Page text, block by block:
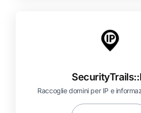
SecurityTrails::
Raccoglie domini per IP e